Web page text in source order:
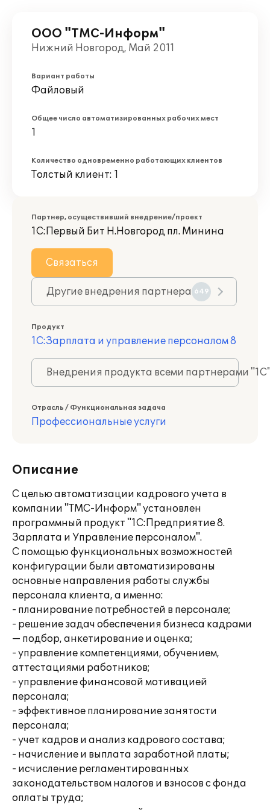
ООО "ТМС-Информ"
Нижний Новгород, Май 2011
Вариант работы
Файловый
Общее число автоматизированных рабочих мест
1
Количество одновременно работающих клиентов
Толстый клиент: 1
Партнер, осуществивший внедрение/проект
1С:Первый Бит Н.Новгород пл. Минина
Связаться
Другие внедрения партнера 649
Продукт
1С:Зарплата и управление персоналом 8
Внедрения продукта всеми партнерами
Отрасль / Функциональная задача
Профессиональные услуги
Описание
С целью автоматизации кадрового учета в
компании "ТМС-Информ" установлен
программный продукт "1С:Предприятие 8.
Зарплата и Управление персоналом".
С помощью функциональных возможностей
конфигурации были автоматизированы
основные направления работы службы
персонала клиента, а именно:
- планирование потребностей в персонале;
- решение задач обеспечения бизнеса кадрами
— подбор, анкетирование и оценка;
- управление компетенциями, обучением,
аттестациями работников;
- управление финансовой мотивацией
персонала;
- эффективное планирование занятости
персонала;
- учет кадров и анализ кадрового состава;
- начисление и выплата заработной платы;
- исчисление регламентированных
законодательством налогов и взносов с фонда
оплаты труда;